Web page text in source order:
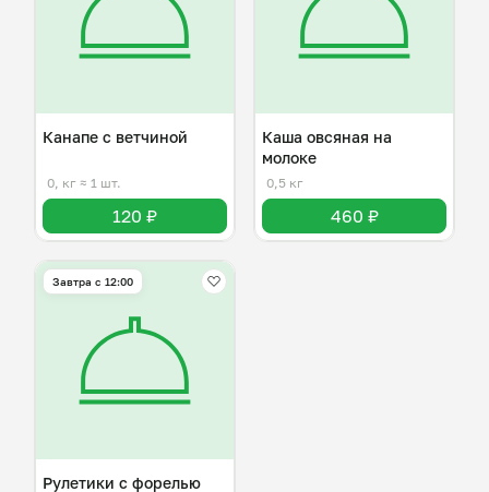
Канапе с ветчиной
0, кг ≈ 1 шт.
120 ₽
Каша овсяная на
молоке
0,5 кг
460 ₽
Завтра c 12:00
Рулетики с форелью